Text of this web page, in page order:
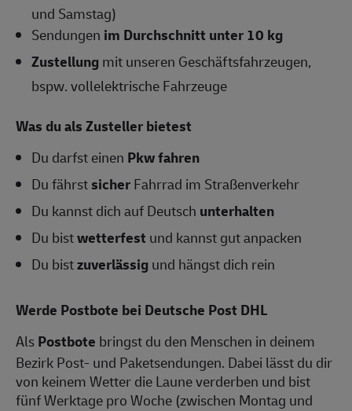
und Samstag)
Sendungen im Durchschnitt unter 10 kg
Zustellungmit unseren Geschäftsfahrzeugen,
bspw. vollelektrische Fahrzeuge
Was du als Zusteller bietest
Du darfst einen Pkw fahren
Du fährstsicherFahrrad im Straßenverkehr
Du kannst dich auf Deutsch unterhalten
Du bistwetterfest und kannst gut anpacken
Du bistzuverlässigund hängst dich rein
Werde Postbote bei Deutsche Post DHL
AlsPostbote bringst du den Menschen in deinem
Bezirk Post- und Paketsendungen. Dabei lässt du dir
von keinem Wetter die Laune verderben und bist
fünf Werktage pro Woche (zwischen Montag und